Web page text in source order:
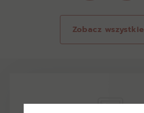
Zobacz wszystkie